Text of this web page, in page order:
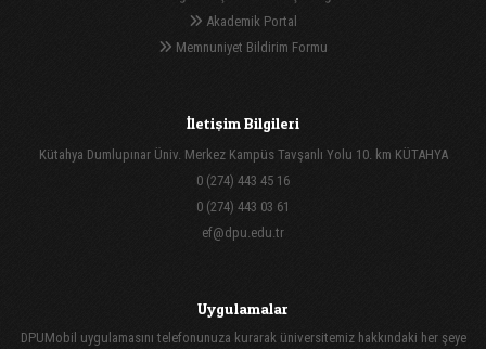
Akademik Portal
Memnuniyet Bildirim Formu
İletişim Bilgileri
Kütahya Dumlupınar Üniv. Merkez Kampüs Tavşanlı Yolu 10. km KÜTAHYA
0 (274) 443 45 16
0 (274) 443 03 61
ef@dpu.edu.tr
Uygulamalar
DPUMobil uygulamasını telefonunuza kurarak üniversitemiz hakkındaki her şeye